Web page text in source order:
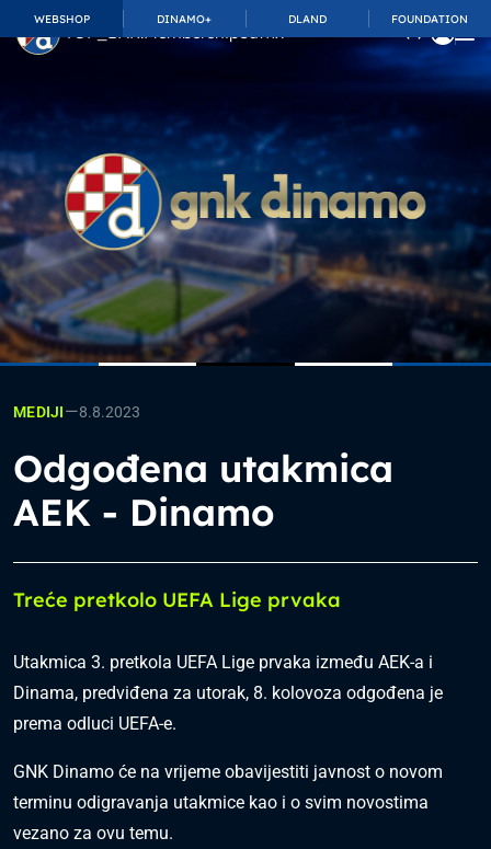
WEBSHOP DINAMO+ DLAND FOUNDATION
TOP_BAR.MembershipSuffix
MEDIJI—8.8.2023
Odgođena utakmica
AEK - Dinamo
Treće pretkolo UEFA Lige prvaka
Utakmica 3. pretkola UEFA Lige prvaka između AEK-a i
Dinama, predviđena za utorak, 8. kolovoza odgođena je
prema odluci UEFA-e.
GNK Dinamo će na vrijeme obavijestiti javnost o novom
terminu odigravanja utakmice kao i o svim novostima
vezano za ovu temu.